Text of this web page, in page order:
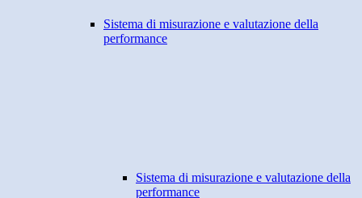
Sistema di misurazione e valutazione della
performance
Sistema di misurazione e valutazione della
performance